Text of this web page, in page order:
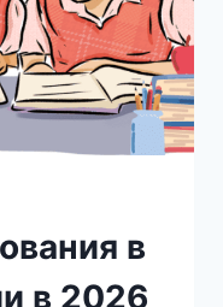
в
в 2026